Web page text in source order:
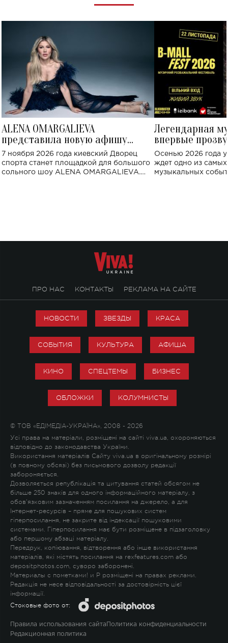
ALENA OMARGALIEVA
представила новую афишу
большого концерта во Дворце
спорта
7 ноября 2026 года киевский Дворец
спорта станет площадкой для большого
сольного шоу ALENA OMARGALIEVA.
Легендарная
впервые
Украине: где
Осенью 2026 года
ждет одно из
музыкальных
ПРО НАС КОНТАКТЫ РЕКЛАМА НА САЙТЕ
НОВОСТИ ЗВЕЗДЫ КРАСА
СОБЫТИЯ КУЛЬТУРА АФИША
КИНО СПЕЦТЕМЫ БИЗНЕС
ОБЛОЖКИ КОЛУМНИСТЫ
© ТОВ «ЕДІМЕДІА-УКРАЇНА», 2008 - 2026
Усі права на матеріали, розміщені на сайті viva.ua, охороняються
відповідно до законодавства України.
Використання матеріалів Сайту viva.ua в оригінальному розмірі
(в повному обсязі) без письмового дозволу редакції
забороняється.
Дозволяється републікація та цитування статей обсягом не
більше 250 знаків для одного інформаційного матеріалу, з
обов'язковим зазначенням посилання на джерело, а для
Інтернет-ресурсів – пряме для пошукових систем
гіперпосилання, не закрите від індексації пошуковими
системами. Гіперпосилання має бути розміщене в підзаголовку
або першому абзаці матеріалу.
Передрук, копіювання, відтворення або інше використання
матеріалів, які містять посилання на rexfeatures.com або
depositphotos.com, суворо заборонені.
Материалы с пометками! и P розміщені на правах реклами.
Редакція не несе відповідальності за достовірність цієї
інформації.
Стоковые фото от:
Правила использования сайта Политика конфиденциальности
Редакционная политика